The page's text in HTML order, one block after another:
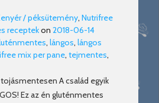
/ péksütemény, Nutrifree
receptekon 2018-06-14
, lángos, lángos
mix per pane, tejmentes,
A család egyik
Ez az én gluténmentes